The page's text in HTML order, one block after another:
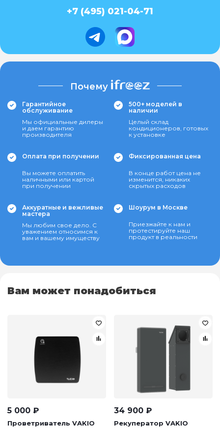
+7 (495) 021-04-71
Почему
Гарантийное
обслуживание
Мы официальные дилеры
и даем гарантию
производителя
500+ моделей в
наличии
Целый склад
кондиционеров, готовых
к установке
Оплата при получении
Вы можете оплатить
наличными или картой
при получении
Фиксированная цена
В конце работ цена не
изменится, никаких
скрытых расходов
Аккуратные и вежливые
мастера
Мы любим свое дело. С
уважением относимся к
вам и вашему имуществу
Шоурум в Москве
Приезжайте к нам и
протестируйте наш
продукт в реальности
Вам может понадобиться
5 000 ₽
Проветриватель VAKIO
34 900 ₽
Рекуператор VAKIO